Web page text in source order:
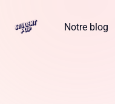
Notre blog